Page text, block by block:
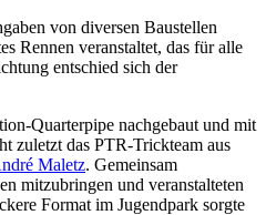
von diversen Baustellen
Rennen veranstaltet, das für alle
entschied sich der
Quarterpipe nachgebaut und mit
zuletzt das PTR-Trickteam aus
Maletz. Gemeinsam
mitzubringen und veranstalteten
Format im Jugendpark sorgte